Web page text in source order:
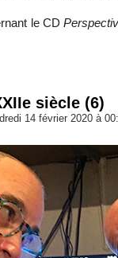
le CD
siècle (6)
14 février 2020 à